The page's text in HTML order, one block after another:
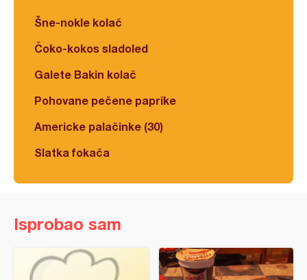
Šne-nokle kolač
Čoko-kokos sladoled
Galete Bakin kolač
Pohovane pečene paprike
Americke palačinke (30)
Slatka fokača
Isprobao sam